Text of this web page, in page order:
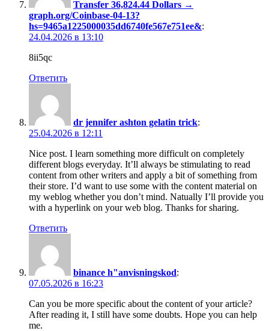
Transfer 36,824.44 Dollars →
graph.org/Coinbase-04-13?
hs=9465a1225000035dd6740fe567e751ee&:
24.04.2026 в 13:10
8ii5qc
Ответить
dr jennifer ashton gelatin trick:
25.04.2026 в 12:11
Nice post. I learn something more difficult on completely
different blogs everyday. It’ll always be stimulating to read
content from other writers and apply a bit of something from
their store. I’d want to use some with the content material on
my weblog whether you don’t mind. Natually I’ll provide you
with a hyperlink on your web blog. Thanks for sharing.
Ответить
binance h"anvisningskod:
07.05.2026 в 16:23
Can you be more specific about the content of your article?
After reading it, I still have some doubts. Hope you can help
me.